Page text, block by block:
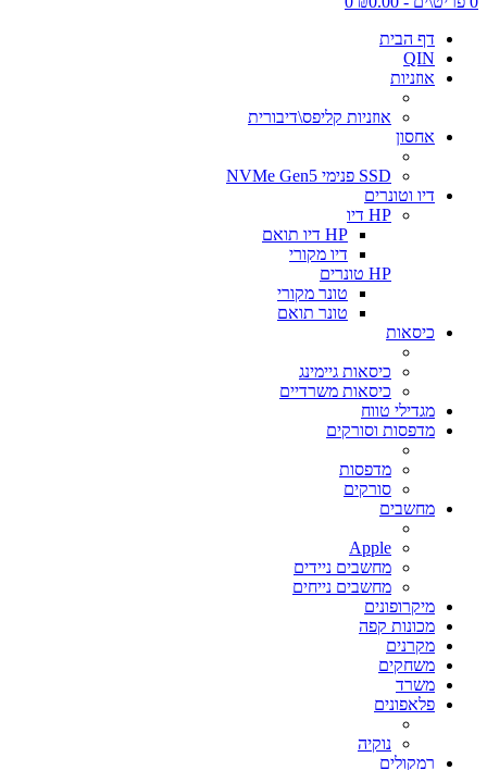
דף הבית
QIN
אוזניות
אוזניות קליפס\דיבורית
אחסון
SSD פנימי NVMe Gen5
דיו וטונרים
HP דיו
HP דיו תואם
דיו מקורי
HP טונרים
טונר מקורי
טונר תואם
כיסאות
כיסאות גיימינג
כיסאות משרדיים
מגדילי טווח
מדפסות וסורקים
מדפסות
סורקים
מחשבים
Apple
מחשבים ניידים
מחשבים נייחים
מיקרופונים
מכונות קפה
מקרנים
משחקים
משרד
פלאפונים
נוקיה
רמקולים